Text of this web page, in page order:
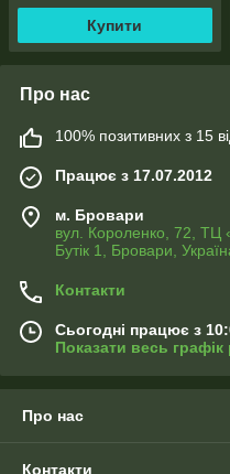
Купити
Про нас
100% позитивних з 15
Працює з 17.07.2012
м. Бровари
вул. Короленко, 72, ТЦ
Бутік 1, Бровари,
Контакти
Сьогодні працює з
Показати весь графік
Про нас
Контакти